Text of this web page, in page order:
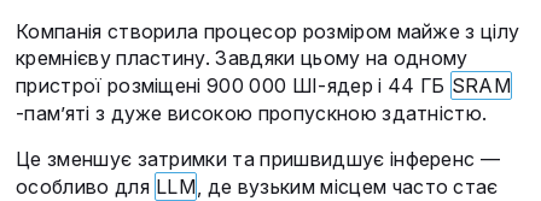
Компанія створила процесор розміром майже з цілу
кремнієву пластину. Завдяки цьому на одному
пристрої розміщені 900 000 ШІ-ядер і 44 ГБ SRAM
-пам’яті з дуже високою пропускною здатністю.
Це зменшує затримки та пришвидшує інференс —
особливо для LLM, де вузьким місцем часто стає